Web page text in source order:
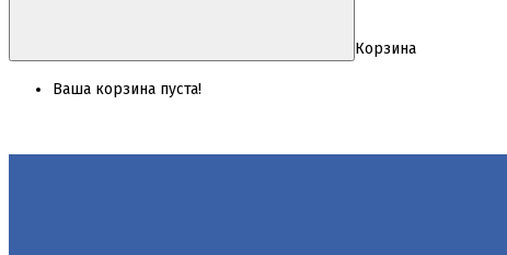
Корзина
Ваша корзина пуста!